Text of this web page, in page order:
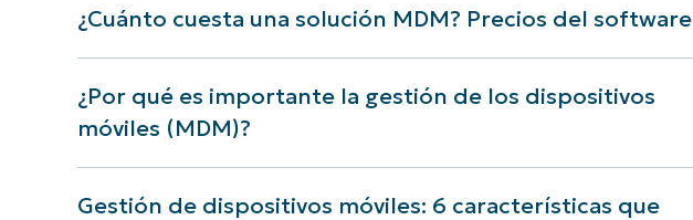
¿Cuánto cuesta una solución MDM? Precios del software
¿Por qué es importante la gestión de los dispositivos
móviles (MDM)?
Gestión de dispositivos móviles: 6 características que